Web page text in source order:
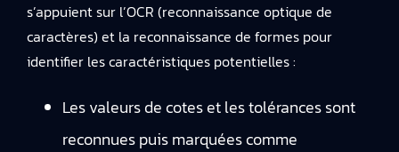
s’appuient sur l’OCR (reconnaissance optique de
caractères) et la reconnaissance de formes pour
identifier les caractéristiques potentielles :
Les valeurs de cotes et les tolérances sont
reconnues puis marquées comme